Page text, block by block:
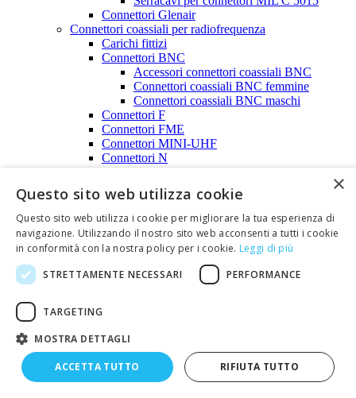
Connettori Glenair
Connettori coassiali per radiofrequenza
Carichi fittizi
Connettori BNC
Accessori connettori coassiali BNC
Connettori coassiali BNC femmine
Connettori coassiali BNC maschi
Connettori F
Connettori FME
Connettori MINI-UHF
Connettori N
Accessori connettori coassiali N
Connettori coassiali N femmine
Connettori coassiali N maschi
Connettori SMA
Connettori SMA REVERSE
Connettori SMB
Connettori televisivi
Connettori TNC
Connettori DIN
Prese DIN volanti
Connettori coassiali per autoradio
Connettori EUROCARD DIN 41612
×
Questo sito web utilizza cookie
Questo sito web utilizza i cookie per migliorare la tua esperienza di
navigazione. Utilizzando il nostro sito web acconsenti a tutti i cookie
in conformità con la nostra policy per i cookie. Leggi di più
STRETTAMENTE NECESSARI
PERFORMANCE
TARGETING
MOSTRA DETTAGLI
ACCETTA TUTTO RIFIUTA TUTTO